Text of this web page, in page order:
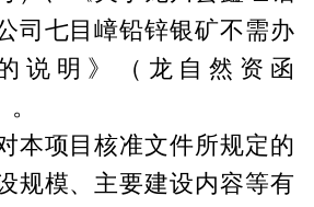
司七目嶂铅锌银矿不需办
说明》（龙自然资函
项目核准文件所规定的
规模、主要建设内容等有